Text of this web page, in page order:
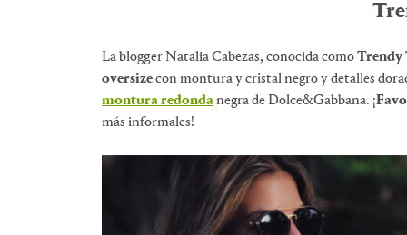
La blogger Natalia Cabezas, conocida comoTrendy
oversizecon montura y cristal negro y detalles
montura redondanegra de Dolce&Gabbana. ¡
más informales!